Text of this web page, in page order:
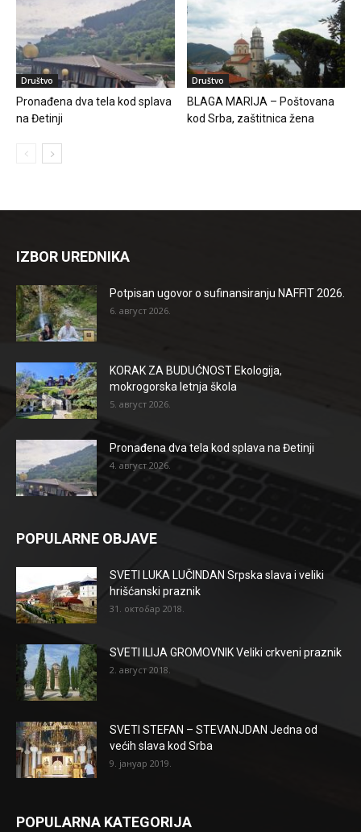
Društvo
Pronađena dva tela kod splava
na Đetinji
Društvo
BLAGA MARIJA – Poštovana
kod Srba, zaštitnica žena
IZBOR UREDNIKA
Potpisan ugovor o sufinansiranju NAFFIT 2026.
6. август 2026.
KORAK ZA BUDUĆNOST Ekologija,
mokrogorska letnja škola
5. август 2026.
Pronađena dva tela kod splava na Đetinji
4. август 2026.
POPULARNE OBJAVE
SVETI LUKA LUČINDAN Srpska slava i veliki
hrišćanski praznik
31. октобар 2018.
SVETI ILIJA GROMOVNIK Veliki crkveni praznik
2. август 2018.
SVETI STEFAN – STEVANJDAN Jedna od
većih slava kod Srba
9. јануар 2019.
POPULARNA KATEGORIJA